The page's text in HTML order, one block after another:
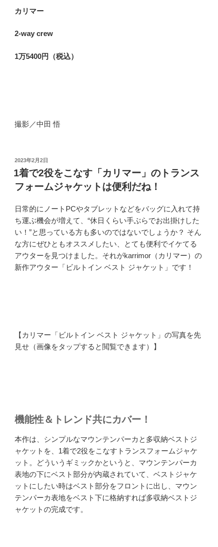
カリマー
2-way crew
1万5400円（税込）
撮影／中田 悟
投
稿
日:
2023年2月2日
1着で2役をこなす「カリマー」のトランス
フォームジャケットは便利だね！
日常的にノートPCやタブレットなどをバッグに入れて持
ち運ぶ機会が増えて、“休日くらい手ぶらでお出掛けした
い！”と思っている方も多いのではないでしょうか？ そん
な方にぜひともオススメしたい、とても便利でイケてる
アウターを見つけました。それがkarrimor（カリマー）の
新作アウター「ビルトイン ベスト ジャケット」です！
【カリマー「ビルトイン ベスト ジャケット」の写真を先
見せ（画像をタップすると閲覧できます）】
機能性＆トレンド共にカバー！
本作は、シンプルなマウンテンパーカと多収納ベストジ
ャケットを、1着で2役をこなすトランスフォームジャケ
ット。どういうギミックかというと、マウンテンパーカ
表地の下にベスト部分が内蔵されていて、ベストジャケ
ットにしたい時はベスト部分をフロントに出し、マウン
テンパーカ表地をベスト下に格納すれば多収納ベストジ
ャケットの完成です。